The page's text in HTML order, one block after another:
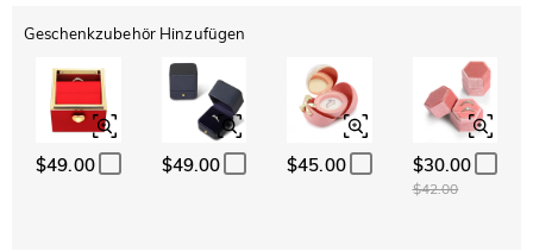
Geschenkzubehör Hinzufügen
$49.00 $49.00 $45.00 $30.00
$42.00